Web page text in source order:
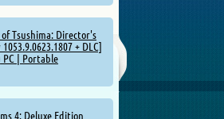
of Tsushima: Director's
+ DLC]
PC | Portable
4: Deluxe Edition